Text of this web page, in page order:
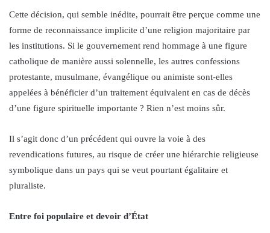
Cette décision, qui semble inédite, pourrait être perçue comme une
forme de reconnaissance implicite d’une religion majoritaire par
les institutions. Si le gouvernement rend hommage à une figure
catholique de manière aussi solennelle, les autres confessions
protestante, musulmane, évangélique ou animiste sont-elles
appelées à bénéficier d’un traitement équivalent en cas de décès
d’une figure spirituelle importante ? Rien n’est moins sûr.
Il s’agit donc d’un précédent qui ouvre la voie à des
revendications futures, au risque de créer une hiérarchie religieuse
symbolique dans un pays qui se veut pourtant égalitaire et
pluraliste.
Entre foi populaire et devoir d’État